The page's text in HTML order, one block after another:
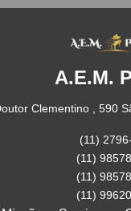
A.E.M.
Clementino , 590
(11)
(11)
(11)
(11)